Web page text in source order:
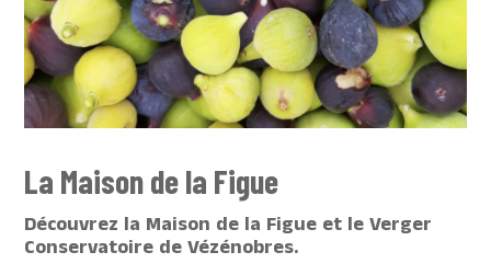
La Maison de la Figue
Découvrez la Maison de la Figue et le Verger
Conservatoire de Vézénobres.